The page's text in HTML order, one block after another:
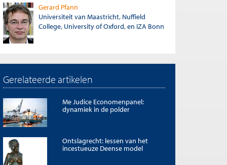
Gerard Pfann
Universiteit van Maastricht, Nuffield
College, University of Oxford, en IZA Bonn
Gerelateerde artikelen
Me Judice Economenpanel:
dynamiek in de polder
Ontslagrecht: lessen van het
incestueuze Deense model